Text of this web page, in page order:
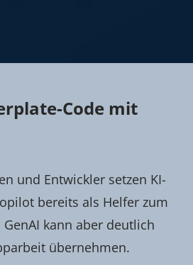
Code mit
und Entwickler setzen KI-
bereits als Helfer zum
kann aber deutlich
übernehmen.